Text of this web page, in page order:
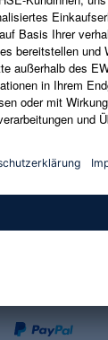
und
erhalten. Als
Eine